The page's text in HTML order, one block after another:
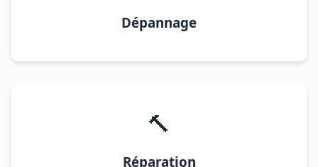
Dépannage
🔨
Réparation